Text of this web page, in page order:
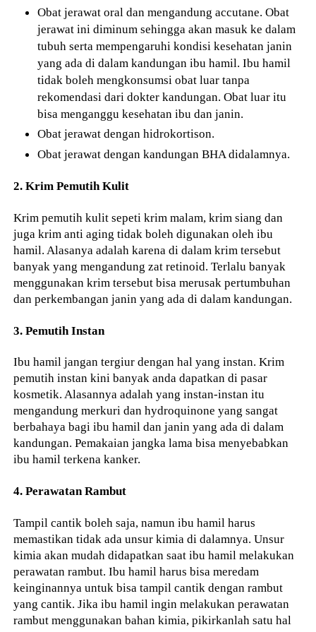
Obat jerawat oral dan mengandung accutane. Obat
jerawat ini diminum sehingga akan masuk ke dalam
tubuh serta mempengaruhi kondisi kesehatan janin
yang ada di dalam kandungan ibu hamil. Ibu hamil
tidak boleh mengkonsumsi obat luar tanpa
rekomendasi dari dokter kandungan. Obat luar itu
bisa menganggu kesehatan ibu dan janin.
Obat jerawat dengan hidrokortison.
Obat jerawat dengan kandungan BHA didalamnya.
2. Krim Pemutih Kulit
Krim pemutih kulit sepeti krim malam, krim siang dan
juga krim anti aging tidak boleh digunakan oleh ibu
hamil. Alasanya adalah karena di dalam krim tersebut
banyak yang mengandung zat retinoid. Terlalu banyak
menggunakan krim tersebut bisa merusak pertumbuhan
dan perkembangan janin yang ada di dalam kandungan.
3. Pemutih Instan
Ibu hamil jangan tergiur dengan hal yang instan. Krim
pemutih instan kini banyak anda dapatkan di pasar
kosmetik. Alasannya adalah yang instan-instan itu
mengandung merkuri dan hydroquinone yang sangat
berbahaya bagi ibu hamil dan janin yang ada di dalam
kandungan. Pemakaian jangka lama bisa menyebabkan
ibu hamil terkena kanker.
4. Perawatan Rambut
Tampil cantik boleh saja, namun ibu hamil harus
memastikan tidak ada unsur kimia di dalamnya. Unsur
kimia akan mudah didapatkan saat ibu hamil melakukan
perawatan rambut. Ibu hamil harus bisa meredam
keinginannya untuk bisa tampil cantik dengan rambut
yang cantik. Jika ibu hamil ingin melakukan perawatan
rambut menggunakan bahan kimia, pikirkanlah satu hal